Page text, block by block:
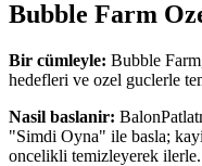
Bubble Farm
Bir cümleyle: Bubble
hedefleri ve ozel guclerle
Nasil baslanir:
"Simdi Oyna" ile basla;
oncelikli temizleyerek ilerle.